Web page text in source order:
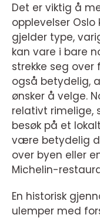
Det er viktig å
opplevelser
gjelder type,
kan vare i bare
strekke seg over
også betydelig,
ønsker å velge.
relativt rimelige,
besøk på et
være betydelig
over byen eller
Michelin-
En historisk
ulemper med